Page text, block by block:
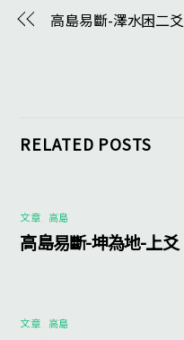
高島易斷-澤水困二爻
RELATED POSTS
文章 高島
高島易斷-坤為地-上爻
文章 高島